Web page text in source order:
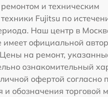
и техническим
Fujitsu по
Наш центр в
имеет официальной
на ремонт,
ознакомительный
офертой согласно
обозначения торговой